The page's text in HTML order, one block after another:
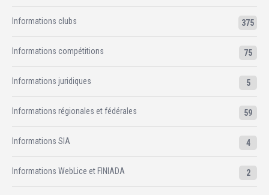
Informations clubs 375
Informations compétitions 75
Informations juridiques 5
Informations régionales et fédérales 59
Informations SIA 4
Informations WebLice et FINIADA 2